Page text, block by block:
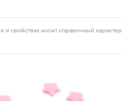
свойствах носит справочный характер.